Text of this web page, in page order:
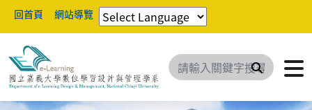
回首頁 網站導覽
搜尋